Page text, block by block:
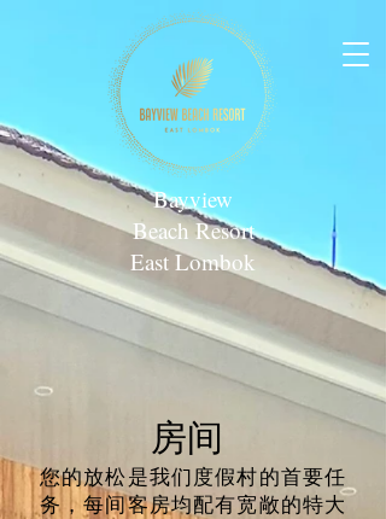
Bayview
Beach Resort
East Lombok
​房间
您的放松是我们度假村的首要任
务，每间客房均配有宽敞的特大